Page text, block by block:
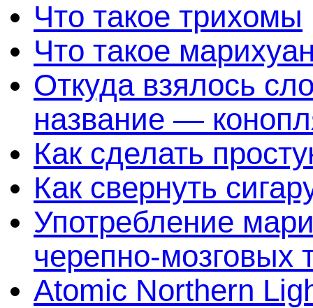
Что такое трихомы
Что такое
Откуда взялось
название —
Как сделать
Как свернуть
Употребление
черепно-мозговых
Atomic Northern